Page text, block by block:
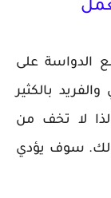
الدواسة على
بالكثير
لذا لا تخف من
سوف يؤدي